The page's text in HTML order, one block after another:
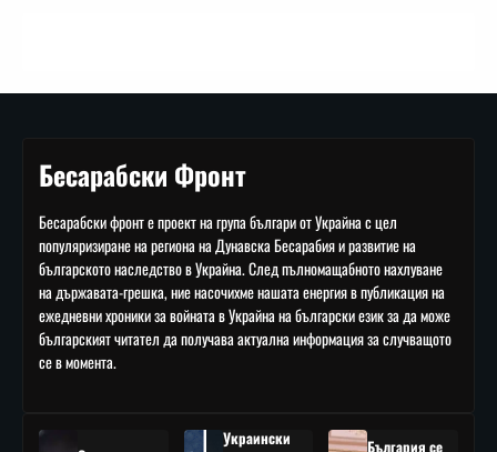
Бесарабски Фронт
Бесарабски фронт е проект на група българи от Украйна с цел
популяризиране на региона на Дунавска Бесарабия и развитие на
българското наследство в Украйна. След пълномащабното нахлуване
на държавата-грешка, ние насочихме нашата енергия в публикация на
ежедневни хроники за войната в Украйна на български език за да може
българският читател да получава актуална информация за случващото
се в момента.
Украински
България се